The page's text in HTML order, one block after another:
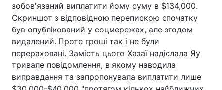
зобов'язаний виплатити йому суму в $134,000.
Скриншот з відповідною перепискою спочатку
був опублікований у соцмережах, але згодом
видалений. Проте гроші так і не були
перераховані. Замість цього Хазаї надіслала Яу
тривале повідомлення, в якому наводила
виправдання та запропонувала виплатити лише